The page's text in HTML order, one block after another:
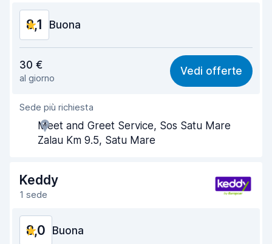
8,1 Buona
7,8
Facile da trovare 8,2
Gentilezza degli agenti
Rapidità del ritiro
Pulizia del veicolo 8,1
Condizioni dell'auto
30 €
al giorno
Vedi offerte
Sede più richiesta
Meet and Greet Service, Sos Satu Mare
Zalau Km 9.5, Satu Mare
Keddy
1 sede
8,0 Buona